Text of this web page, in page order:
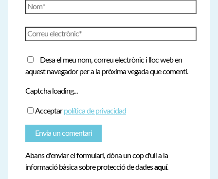
Nom*
Correu
electrònic*
Desa el meu nom, correu electrònic i lloc web en
aquest navegador per a la pròxima vegada que comenti.
Captcha loading...
Acceptarpolítica de privacidad
Abans d'enviar el formulari, dóna un cop d'ull a la
informació bàsica sobre protecció de dadesaquí.